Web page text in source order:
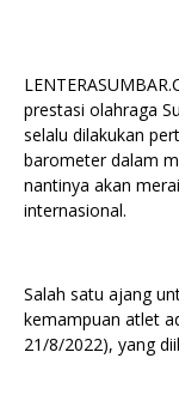
prestasi olahraga
selalu dilakukan
barometer dalam
nantinya akan
internasional.
Salah satu ajang
kemampuan atlet
21/8/2022), yang